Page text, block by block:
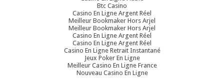
Btc Casino
Casino En Ligne Argent Réel
Meilleur Bookmaker Hors Arjel
Meilleur Bookmaker Hors Arjel
Casino En Ligne Argent Réel
Casino En Ligne Argent Réel
Casino En Ligne Retrait Instantané
Jeux Poker En Ligne
Meilleur Casino En Ligne France
Nouveau Casino En Ligne